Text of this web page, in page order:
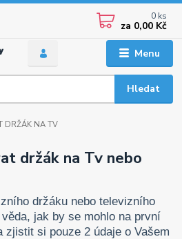
Menu
Hledat
0 ks
za 0,00 Kč
DRŽÁK NA TV
držák na Tv nebo
držáku nebo televizního
jak by se mohlo na první
zjistit si pouze 2 údaje o Vašem